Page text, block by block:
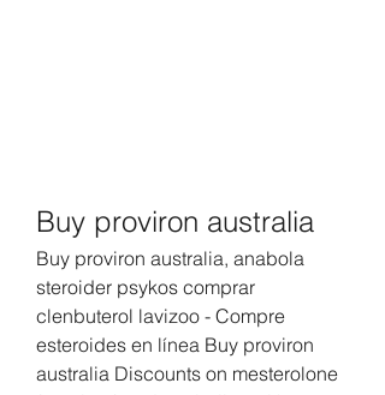
Buy proviron australia
Buy proviron australia, anabola
steroider psykos comprar
clenbuterol lavizoo - Compre
esteroides en línea Buy proviron
australia Discounts on mesterolone